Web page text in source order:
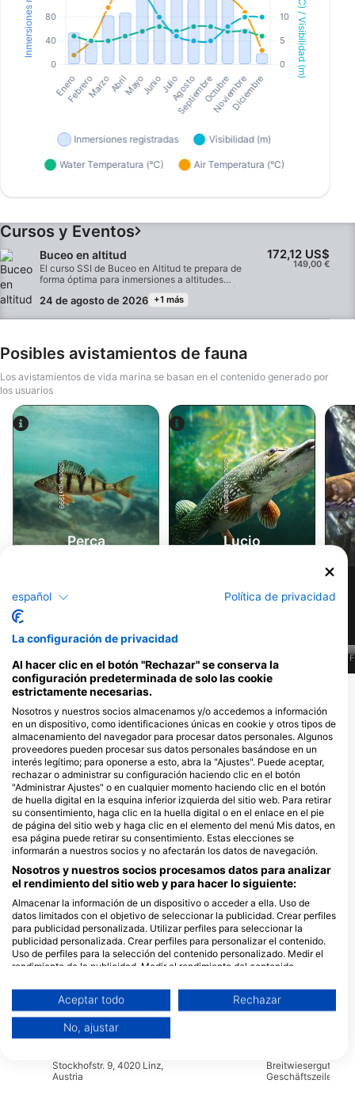
Cursos y Eventos
Buceo en altitud
El curso SSI de Buceo en Altitud te prepara de
forma óptima para inmersiones a altitudes
superiores a 300 metros. Aquí aprenderás cómo
cambian las condiciones de presión en altitud y
de montaña de aguas cristalinas.
24 de agosto de 2026 +1 más
172,12 US$
149,00 €
Posibles avistamientos de fauna
Los avistamientos de vida marina se basan en el contenido generado por
los usuarios
iStock-jpa1999
Perca
M N
iStock-abadonian
Lucio
F
Dive Centers que ofrecen servicios en
este lugar de buceo
DCP - Dive Center Paradise,
Eversbuschstraße 87, 80999
Tauchzentrum Wien
Wolsteingasse 36, 1210 Wien
(Vienna), Austria
Scubanautic Tauchsport
Wienerstrasse 166, 3100 St.
Pölten, Austria
Tauchersupply VERO
Palmweg 1, 9469 Haag,
Suiza
Stockhofstr. 9, 4020 Linz,
Austria
Forsthausstr. 4b,
Weyregg am
Am Eschengrund 7,
Geschäftszeile,
español Política de privacidad
La configuración de privacidad
Al hacer clic en el botón "Rechazar" se conserva la
configuración predeterminada de solo las cookie
estrictamente necesarias.
Nosotros y nuestros socios almacenamos y/o accedemos a información
en un dispositivo, como identificaciones únicas en cookie y otros tipos de
almacenamiento del navegador para procesar datos personales. Algunos
proveedores pueden procesar sus datos personales basándose en un
interés legítimo; para oponerse a esto, abra la "Ajustes". Puede aceptar,
rechazar o administrar su configuración haciendo clic en el botón
"Administrar Ajustes" o en cualquier momento haciendo clic en el botón
de huella digital en la esquina inferior izquierda del sitio web. Para retirar
su consentimiento, haga clic en la huella digital o en el enlace en el pie
de página del sitio web y haga clic en el elemento del menú Mis datos, en
esa página puede retirar su consentimiento. Estas elecciones se
informarán a nuestros socios y no afectarán los datos de navegación.
Nosotros y nuestros socios procesamos datos para analizar
el rendimiento del sitio web y para hacer lo siguiente:
Almacenar la información de un dispositivo o acceder a ella. Uso de
datos limitados con el objetivo de seleccionar la publicidad. Crear perfiles
para publicidad personalizada. Utilizar perfiles para seleccionar la
publicidad personalizada. Crear perfiles para personalizar el contenido.
Uso de perfiles para la selección del contenido personalizado. Medir el
rendimiento de la publicidad. Medir el rendimiento del contenido.
combinación de datos procedentes de diferentes fuentes. Desarrollo y
mejora de los servicios. Uso de datos limitados con el objetivo de
seleccionar el contenido.
Puede encontrar más información sobre el uso de datos por parte de
Los datos pueden compartirse fuera de la Unión Europea y enviarse a EE.
Aceptar todo Rechazar
No, ajustar